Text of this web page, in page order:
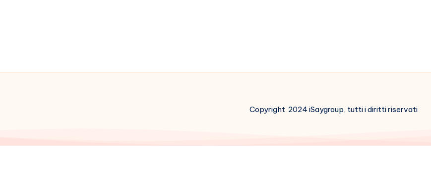
Copyright 2024 iSaygroup, tutti i diritti riservati